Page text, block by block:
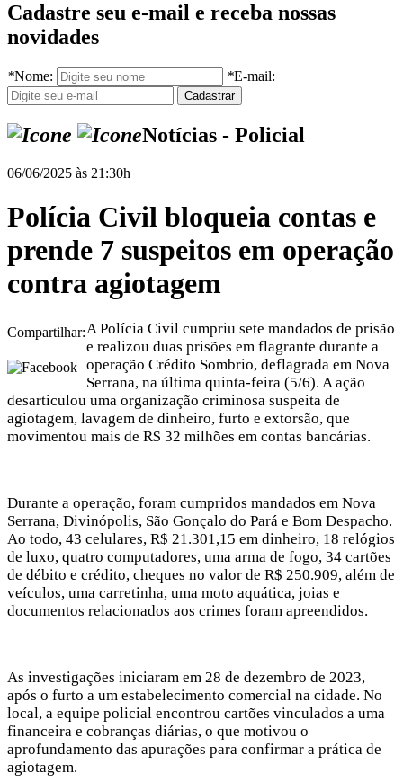
Cadastre seu e-mail e receba nossas
novidades
*Nome: *E-mail:
Notícias - Policial
06/06/2025 às 21:30h
Polícia Civil bloqueia contas e
prende 7 suspeitos em operação
contra agiotagem
Compartilhar:A Polícia Civil cumpriu sete mandados de prisão
e realizou duas prisões em flagrante durante a
operação Crédito Sombrio, deflagrada em Nova
Serrana, na última quinta-feira (5/6). A ação
desarticulou uma organização criminosa suspeita de
agiotagem, lavagem de dinheiro, furto e extorsão, que
movimentou mais de R$ 32 milhões em contas bancárias.
Durante a operação, foram cumpridos mandados em Nova
Serrana, Divinópolis, São Gonçalo do Pará e Bom Despacho.
Ao todo, 43 celulares, R$ 21.301,15 em dinheiro, 18 relógios
de luxo, quatro computadores, uma arma de fogo, 34 cartões
de débito e crédito, cheques no valor de R$ 250.909, além de
veículos, uma carretinha, uma moto aquática, joias e
documentos relacionados aos crimes foram apreendidos.
As investigações iniciaram em 28 de dezembro de 2023,
após o furto a um estabelecimento comercial na cidade. No
local, a equipe policial encontrou cartões vinculados a uma
financeira e cobranças diárias, o que motivou o
aprofundamento das apurações para confirmar a prática de
agiotagem.